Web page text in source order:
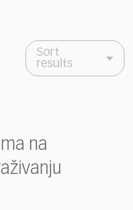
Sort
results
na